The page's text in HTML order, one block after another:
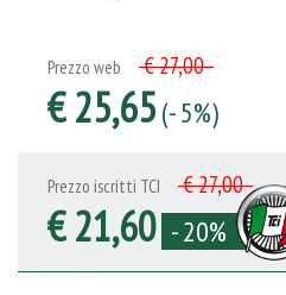
Prezzo web € 27,00
€ 25,65(- 5%)
Prezzo iscritti TCI € 27,00
€ 21,60 - 20%